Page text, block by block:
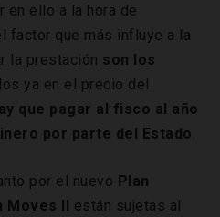
en ello a la hora de
factor que más influye a la
la prestación son los
ya en el precio del
que pagar al fisco al año
por parte del Estado.
por el nuevo Plan
Moves II están sujetas al